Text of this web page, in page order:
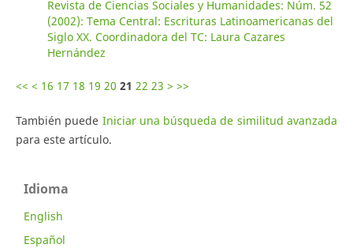
Revista de Ciencias Sociales y Humanidades: Núm. 52
(2002): Tema Central: Escrituras Latinoamericanas del
Siglo XX. Coordinadora del TC: Laura Cazares
Hernández
<< < 16 17 18 19 20 21 22 23 > >>
También puede Iniciar una búsqueda de similitud avanzada
para este artículo.
Idioma
English
Español